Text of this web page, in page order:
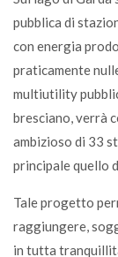
pubblica di
con energia
praticamente
multiutility
bresciano, verrà
ambizioso di 33
principale quello
Tale progetto
raggiungere,
in tutta